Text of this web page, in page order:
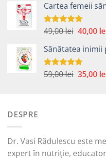
a
fost:
49,00
Cartea femeii
Evaluat la
49,00lei Prețul
a
fost:
49,00
40,00
Sănătatea
Evaluat la
59,00lei Prețul
35,00
DESPRE
Dr. Vasi Rădulescu este
expert în nutriție,